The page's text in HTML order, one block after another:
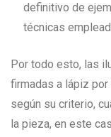
definitivo de
técnicas
Por todo esto, las
firmadas a lápiz
según su criterio,
la pieza, en este